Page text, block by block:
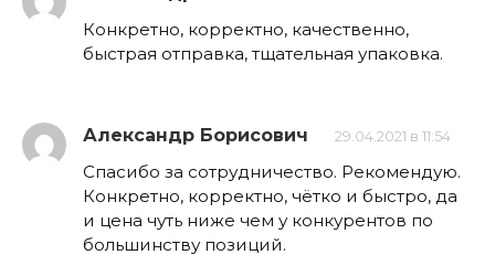
Конкретно, корректно, качественно,
быстрая отправка, тщательная упаковка.
Александр Борисович 29.04.2021 в 11:54
Спасибо за сотрудничество. Рекомендую.
Конкретно, корректно, чётко и быстро, да
и цена чуть ниже чем у конкурентов по
большинству позиций.